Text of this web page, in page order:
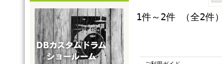
1件～2件 （全2件